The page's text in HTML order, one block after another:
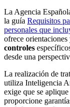
La Agencia
la guía Requisitos
personales que
ofrece
controles
desde una
La realización de
utiliza Inteligencia
exige que se
proporcione